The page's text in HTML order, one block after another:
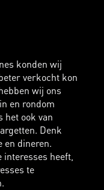
konden wij
verkocht kon
wij ons
en rondom
het ook van
Denk
en dineren.
interesses heeft,
te